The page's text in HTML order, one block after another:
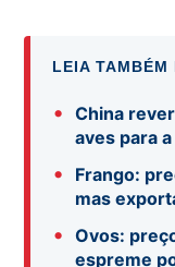
LEIA TAMBÉM
•
China
aves para
•
Frango:
mas
•
Ovos:
espreme